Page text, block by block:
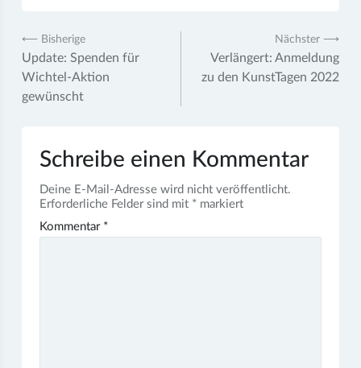
Beitragsnavigation
⟵ Bisherige
Update: Spenden für
Wichtel-Aktion
gewünscht
Nächster ⟶
Verlängert: Anmeldung
zu den KunstTagen 2022
Schreibe einen Kommentar
Deine E-Mail-Adresse wird nicht veröffentlicht.
Erforderliche Felder sind mit * markiert
Kommentar *